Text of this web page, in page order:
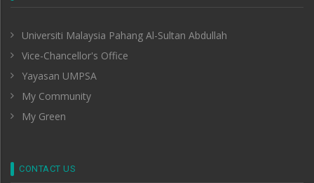
Universiti Malaysia Pahang Al-Sultan Abdullah
Vice-Chancellor's Office
Yayasan UMPSA
My Community
My Green
CONTACT US